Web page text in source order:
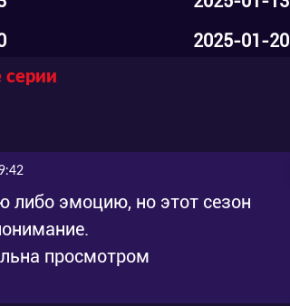
2025-01-20
2025-02-17
серии
эмоцию, но этот сезон
просмотром